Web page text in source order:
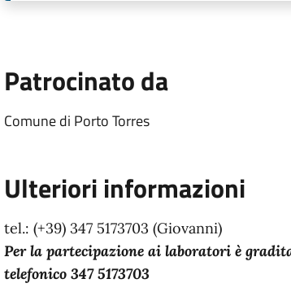
Patrocinato da
Comune di Porto Torres
Ulteriori informazioni
tel.: (+39) 347 5173703 (Giovanni)
Per la partecipazione ai laboratori è
telefonico 347 5173703